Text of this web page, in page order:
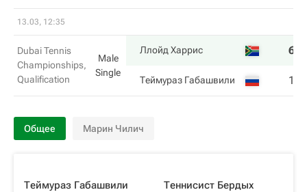
13.03, 12:35
Dubai Tennis
Championships,
Qualification
Male
Single
Ллойд Харрис 6
Теймураз Габашвили 1
Общее Марин Чилич
Теймураз Габашвили
Теннисист Бердых